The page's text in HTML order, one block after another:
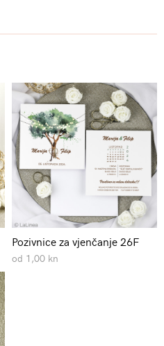
Pozivnice za vjenčanje 26F
od 1,00 kn